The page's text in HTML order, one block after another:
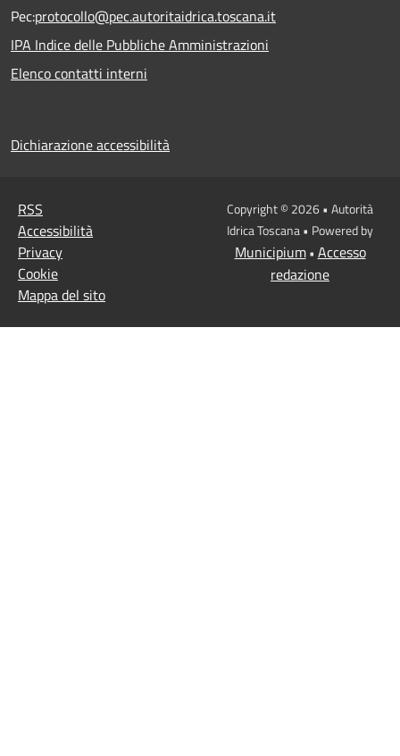
Pec:protocollo@pec.autoritaidrica.toscana.it
IPA Indice delle Pubbliche Amministrazioni
Elenco contatti interni
Dichiarazione accessibilità
RSS
Accessibilità
Privacy
Cookie
Mappa del sito
Copyright © 2026 • Autorità
Idrica Toscana • Powered by
Municipium• Accesso
redazione